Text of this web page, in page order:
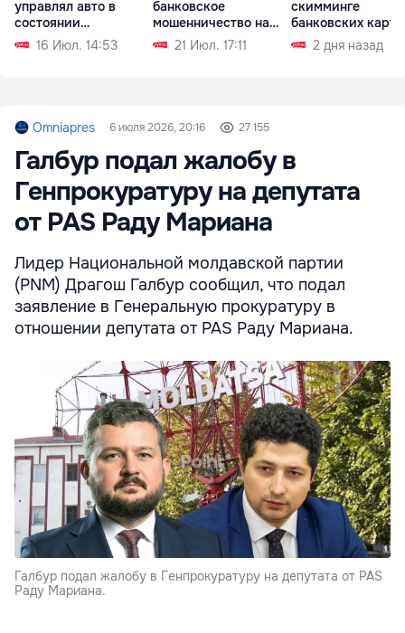
управлял авто в
состоянии
алкогольного
опьянения
16 Июл. 14:53
банковское
мошенничество на
родине21 Июл. 17:11
скимминге
банковских карт
2 дня назад
Omniapres 6 июля 2026, 20:16 27 155
Галбур подал жалобу в
Генпрокуратуру на депутата
от PAS Раду Мариана
Лидер Национальной молдавской партии
(PNM) Драгош Галбур сообщил, что подал
заявление в Генеральную прокуратуру в
отношении депутата от PAS Раду Мариана.
Галбур подал жалобу в Генпрокуратуру на депутата от PAS
Раду Мариана.